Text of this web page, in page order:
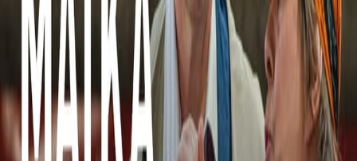
Matka
Esittely
TV-lähetykset
Uutiset
Klipit